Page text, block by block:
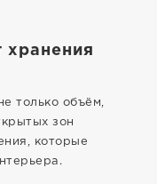
хранения
только объём,
зон
которые